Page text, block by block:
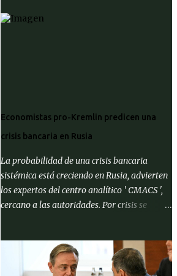
Economistas pro-Kremlin predicen una
crisis bancaria en Rusia
La probabilidad de una crisis bancaria
sistémica está creciendo en Rusia, advierten
los expertos del centro analítico ' CMACS ',
cercano a las autoridades. Por crisis se
activos problemáticos supere el 10% de los
activos del sistema bancario; "corrida